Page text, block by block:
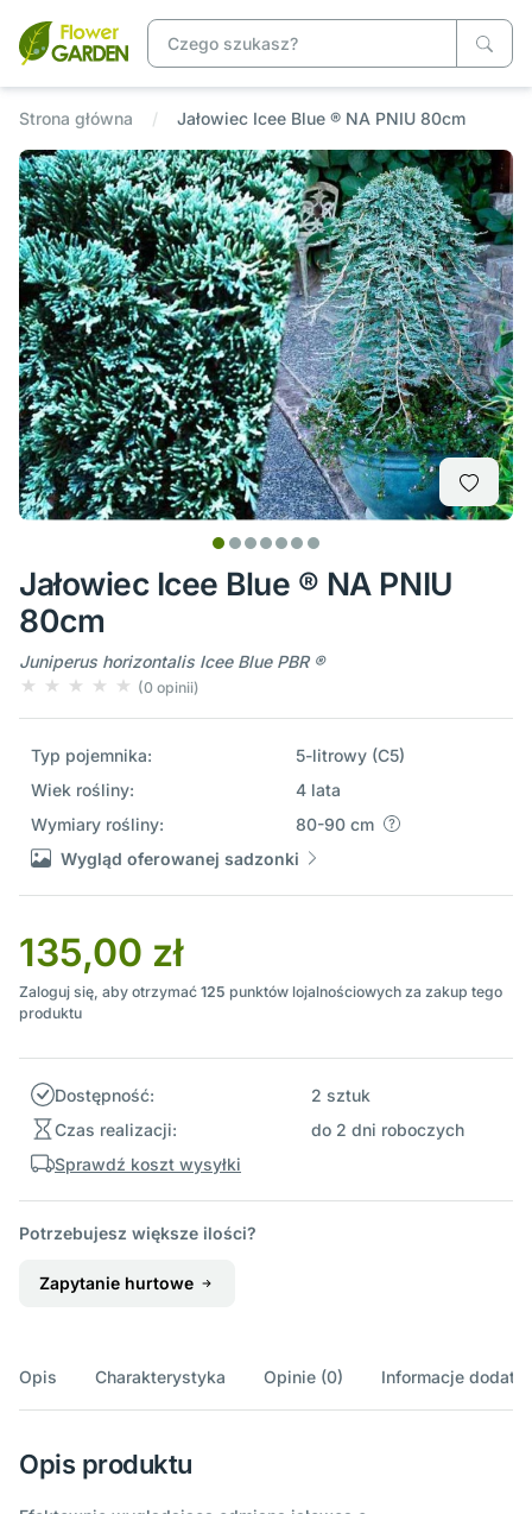
Strona główna Jałowiec Icee Blue ® NA PNIU 80cm
Jałowiec Icee Blue ® NA PNIU
80cm
Juniperus horizontalis Icee Blue PBR ®
(0 opinii)
Typ pojemnika:
5-litrowy (C5)
Wiek rośliny:
4 lata
Wymiary rośliny:
80-90 cm
Wygląd oferowanej sadzonki
135,00 zł
Zaloguj się, aby otrzymać 125 punktów lojalnościowych za zakup tego
produktu
Dostępność:
2 sztuk
Czas realizacji:
do 2 dni roboczych
Sprawdź koszt wysyłki
Potrzebujesz większe ilości?
Zapytanie hurtowe
Opis Charakterystyka Opinie (0) Informacje
Opis produktu